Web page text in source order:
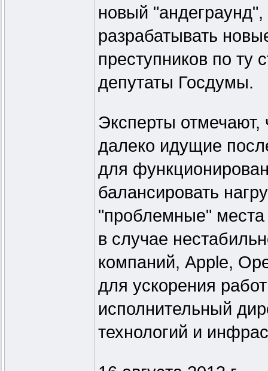
новый
разрабатывать
преступников по ту
депутаты Госдумы.
Эксперты отмечают,
далеко идущие
для
балансировать
"проблемные" места
в случае
компаний, Apple,
для ускорения
исполнительный
технологий и